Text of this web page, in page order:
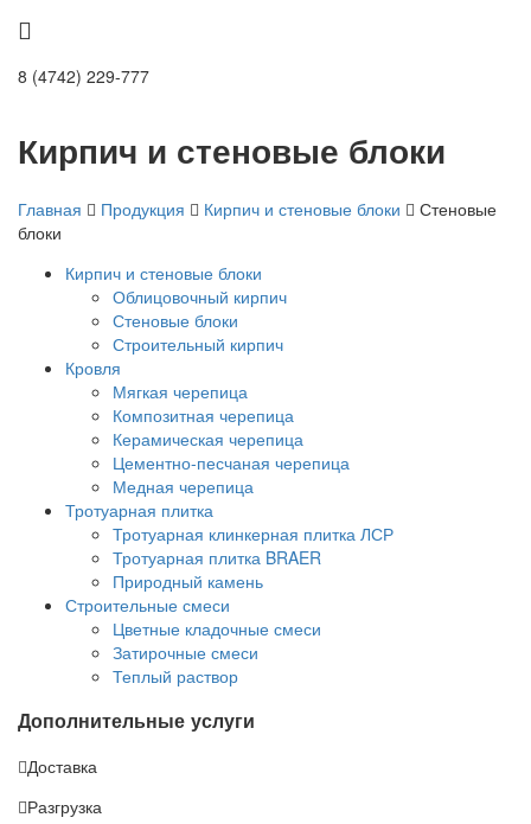
8 (4742) 229-777
Кирпич и стеновые блоки
Главная Продукция Кирпич и стеновые блоки
Стеновые
блоки
Кирпич и стеновые блоки
Облицовочный кирпич
Стеновые блоки
Строительный кирпич
Кровля
Мягкая черепица
Композитная черепица
Керамическая черепица
Цементно-песчаная черепица
Медная черепица
Тротуарная плитка
Тротуарная клинкерная плитка ЛСР
Тротуарная плитка BRAER
Природный камень
Строительные смеси
Цветные кладочные смеси
Затирочные смеси
Теплый раствор
Дополнительные услуги
Доставка
Разгрузка